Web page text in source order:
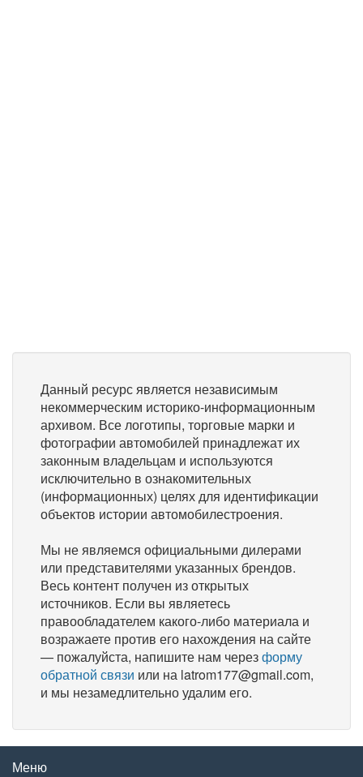
Данный ресурс является независимым
некоммерческим историко-информационным
архивом. Все логотипы, торговые марки и
фотографии автомобилей принадлежат их
законным владельцам и используются
исключительно в ознакомительных
(информационных) целях для идентификации
объектов истории автомобилестроения.
Мы не являемся официальными дилерами
или представителями указанных брендов.
Весь контент получен из открытых
источников. Если вы являетесь
правообладателем какого-либо материала и
возражаете против его нахождения на сайте
— пожалуйста, напишите нам черезформу
обратной связи или на latrom177@gmail.com,
и мы незамедлительно удалим его.
Меню